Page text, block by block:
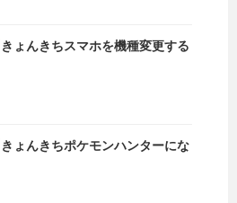
きょんきちスマホを機種変更する
きょんきちポケモンハンターにな